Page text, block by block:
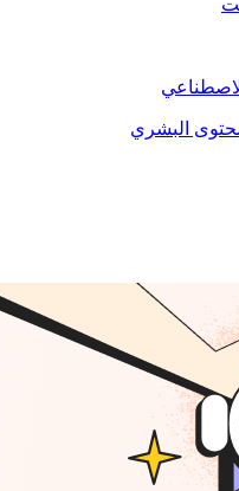
البشري